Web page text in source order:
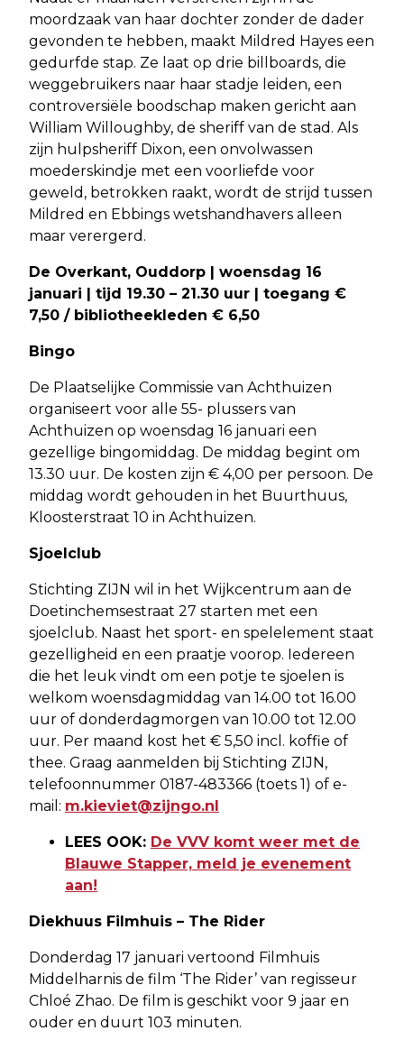
moordzaak van haar dochter zonder de dader
gevonden te hebben, maakt Mildred Hayes een
gedurfde stap. Ze laat op drie billboards, die
weggebruikers naar haar stadje leiden, een
controversiële boodschap maken gericht aan
William Willoughby, de sheriff van de stad. Als
zijn hulpsheriff Dixon, een onvolwassen
moederskindje met een voorliefde voor
geweld, betrokken raakt, wordt de strijd tussen
Mildred en Ebbings wetshandhavers alleen
maar verergerd.
De Overkant, Ouddorp | woensdag 16
januari | tijd 19.30 – 21.30 uur | toegang €
7,50 / bibliotheekleden € 6,50
Bingo
De Plaatselijke Commissie van Achthuizen
organiseert voor alle 55- plussers van
Achthuizen op woensdag 16 januari een
gezellige bingomiddag. De middag begint om
13.30 uur. De kosten zijn € 4,00 per persoon. De
middag wordt gehouden in het Buurthuus,
Kloosterstraat 10 in Achthuizen.
Sjoelclub
Stichting ZIJN wil in het Wijkcentrum aan de
Doetinchemsestraat 27 starten met een
sjoelclub. Naast het sport- en spelelement staat
gezelligheid en een praatje voorop. Iedereen
die het leuk vindt om een potje te sjoelen is
welkom woensdagmiddag van 14.00 tot 16.00
uur of donderdagmorgen van 10.00 tot 12.00
uur. Per maand kost het € 5,50 incl. koffie of
thee. Graag aanmelden bij Stichting ZIJN,
telefoonnummer 0187-483366 (toets 1) of e-
mail: m.kieviet@zijngo.nl
LEES OOK: De VVV komt weer met de
Blauwe Stapper, meld je evenement
aan!
Diekhuus Filmhuis – The Rider
Donderdag 17 januari vertoond Filmhuis
Middelharnis de film ‘The Rider’ van regisseur
Chloé Zhao. De film is geschikt voor 9 jaar en
ouder en duurt 103 minuten.